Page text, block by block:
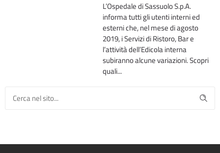
L’Ospedale di Sassuolo S.p.A.
informa tutti gli utenti interni ed
esterni che, nel mese di agosto
2019, i Servizi di Ristoro, Bar e
l’attività dell’Edicola interna
subiranno alcune variazioni. Scopri
quali...